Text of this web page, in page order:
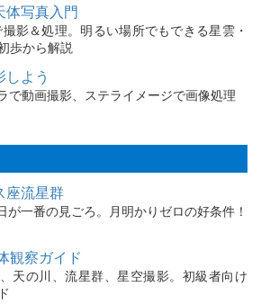
体写真入門
影＆処理。明るい場所でもできる星雲・
歩から解説
よう
で動画撮影、ステライメージで画像処理
座流星群
が一番の見ごろ。月明かりゼロの好条件！
観察ガイド
天の川、流星群、星空撮影。初級者向け